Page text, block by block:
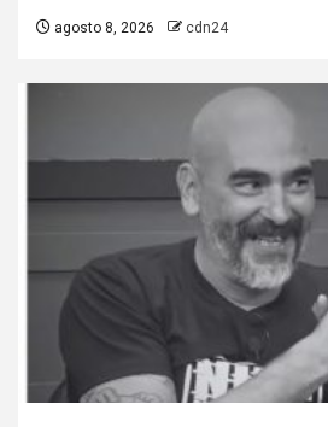
agosto 8, 2026 cdn24